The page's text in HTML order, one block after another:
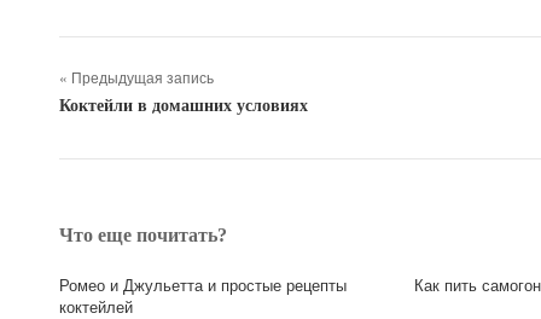
« Предыдущая запись
Коктейли в домашних условиях
Что еще почитать?
Ромео и Джульетта и простые рецепты
коктейлей
Как пить самогон